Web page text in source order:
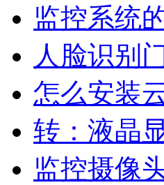
监控系统
人脸识别
怎么安装
转：液晶
监控摄像